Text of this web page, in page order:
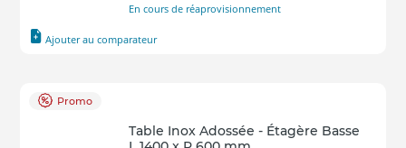
En cours de réaprovisionnement
Ajouter au comparateur
Promo
Table Inox Adossée - Étagère Basse